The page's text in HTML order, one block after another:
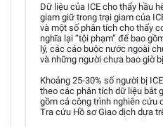
Dữ liệu của ICE cho thấy hầu
giam giữ trong trại giam của
và một số phân tích cho thấy
nghĩa lại “tội phạm” để bao
lý, các cáo buộc nước ngoài
và những người chưa bao giờ
Khoảng 25-30% số người bị
theo các phân tích dữ liệu bắt
gồm cả công trình nghiên cứu
Tra cứu Hồ sơ Giao dịch dựa